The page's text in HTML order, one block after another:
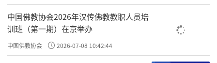
中国佛教协会2026年汉传佛教教职人员培
训班（第一期）在京举办
中国佛教协会 2026-07-08 10:42:44